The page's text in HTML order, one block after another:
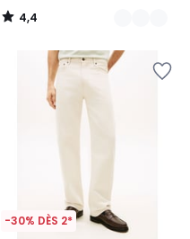
4,4
/
-30% DÈS 2*